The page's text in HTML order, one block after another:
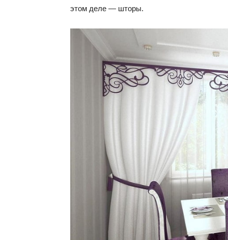
этом деле — шторы.